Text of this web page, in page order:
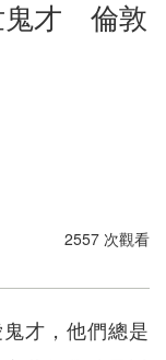
鬼才 倫敦
2557 次觀看
才，他們總是